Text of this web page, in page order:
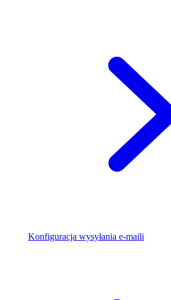
Konfiguracja wysyłania e-maili